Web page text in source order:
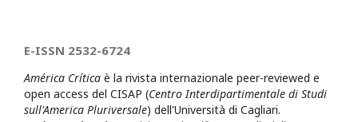
E-ISSN 2532-6724
América Crítica è la rivista internazionale peer-reviewed e
open access del CISAP (Centro Interdipartimentale di Studi
sull'America Pluriversale) dell'Università di Cagliari.